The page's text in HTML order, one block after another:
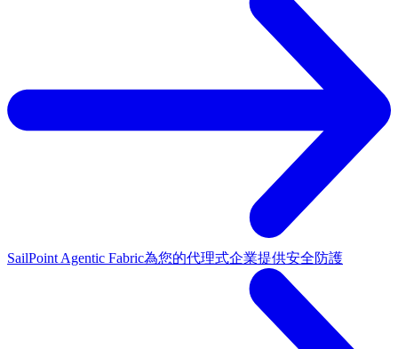
SailPoint Agentic Fabric為您的代理式企業提供安全防護